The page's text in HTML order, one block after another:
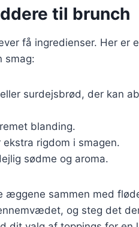
til brunch
få ingredienser. Her er
smag:
surdejsbrød, der kan
blanding.
rigdom i smagen.
sødme og aroma.
æggene sammen med
og steg det